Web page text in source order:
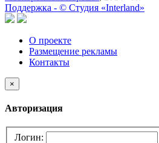
Поддержка - © Cтудия «Interland»
О проекте
Размещение рекламы
Контакты
×
Авторизация
Логин: